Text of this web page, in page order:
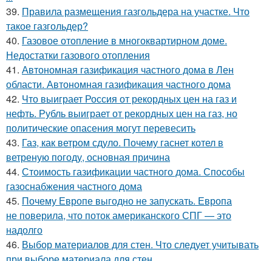
39. Правила размещения газгольдера на участке. Что
такое газгольдер?
40. Газовое отопление в многоквартирном доме.
Недостатки газового отопления
41. Автономная газификация частного дома в Лен
области. Автономная газификация частного дома
42. Что выиграет Россия от рекордных цен на газ и
нефть. Рубль выиграет от рекордных цен на газ, но
политические опасения могут перевесить
43. Газ, как ветром сдуло. Почему гаснет котел в
ветреную погоду, основная причина
44. Стоимость газификации частного дома. Способы
газоснабжения частного дома
45. Почему Европе выгодно не запускать. Европа
не поверила, что поток американского СПГ — это
надолго
46. Выбор материалов для стен. Что следует учитывать